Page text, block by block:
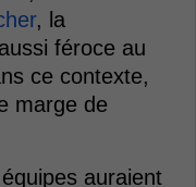
, la
féroce au
ce contexte,
marge de
auraient